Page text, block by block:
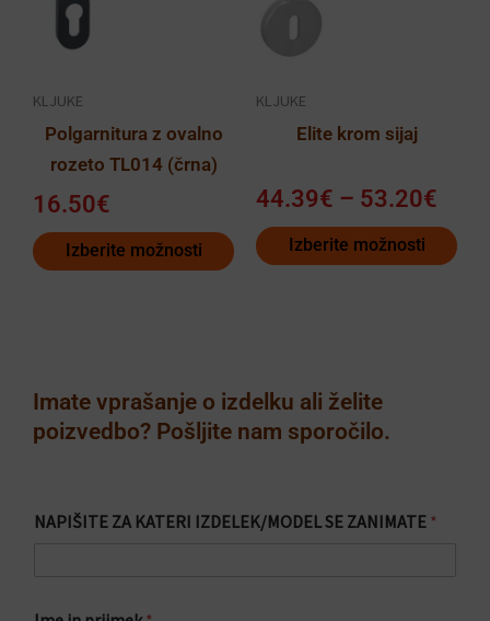
KLJUKE
Polgarnitura z ovalno
rozeto TL014 (črna)
16.50€
Izberite možnosti
različic.
Možnosti
izberete
na
strani
izdelka
KLJUKE
Elite krom sijaj
44.39€ – 53.20€
Izberite možnosti
različic.
Možnosti
izberete
izdelka
Imate vprašanje o izdelku ali želite
poizvedbo? Pošljite nam sporočilo.
NAPIŠITE ZA KATERI IZDELEK/MODEL SE ZANIMATE *